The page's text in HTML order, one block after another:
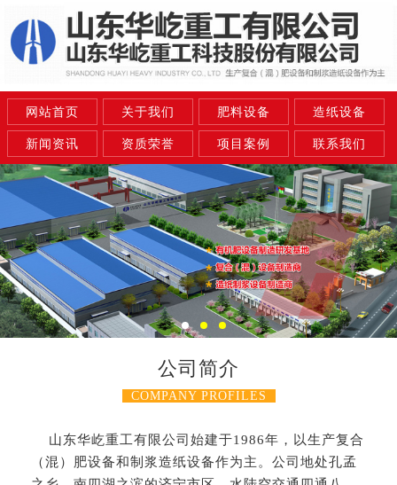
网站首页 关于我们 肥料设备 造纸设备
新闻资讯 资质荣誉 项目案例 联系我们
公司简介
COMPANY PROFILES
山东华屹重工有限公司始建于1986年，以生产复合
（混）肥设备和制浆造纸设备作为主。公司地处孔孟